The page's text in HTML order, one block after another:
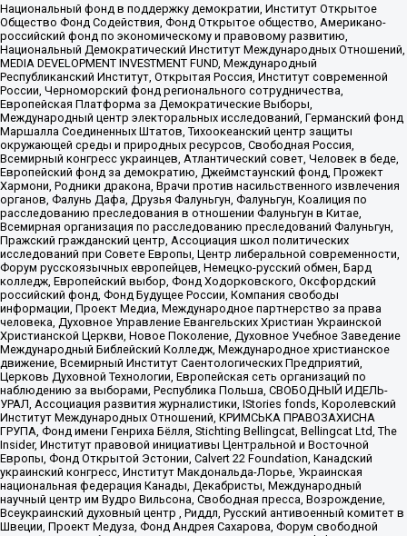
Национальный фонд в поддержку демократии, Институт Открытое
Общество Фонд Содействия, Фонд Открытое общество, Американо-
российский фонд по экономическому и правовому развитию,
Национальный Демократический Институт Международных Отношений,
MEDIA DEVELOPMENT INVESTMENT FUND, Международный
Республиканский Институт, Открытая Россия, Институт современной
России, Черноморский фонд регионального сотрудничества,
Европейская Платформа за Демократические Выборы,
Международный центр электоральных исследований, Германский фонд
Маршалла Соединенных Штатов, Тихоокеанский центр защиты
окружающей среды и природных ресурсов, Свободная Россия,
Всемирный конгресс украинцев, Атлантический совет, Человек в беде,
Европейский фонд за демократию, Джеймстаунский фонд, Прожект
Хармони, Родники дракона, Врачи против насильственного извлечения
органов, Фалунь Дафа, Друзья Фалуньгун, Фалуньгун, Коалиция по
расследованию преследования в отношении Фалуньгун в Китае,
Всемирная организация по расследованию преследований Фалуньгун,
Пражский гражданский центр, Ассоциация школ политических
исследований при Совете Европы, Центр либеральной современности,
Форум русскоязычных европейцев, Немецко-русский обмен, Бард
колледж, Европейский выбор, Фонд Ходорковского, Оксфордский
российский фонд, Фонд Будущее России, Компания свободы
информации, Проект Медиа, Международное партнерство за права
человека, Духовное Управление Евангельских Христиан Украинской
Христианской Церкви, Новое Поколение, Духовное Учебное Заведение
Международный Библейский Колледж, Международное христианское
движение, Всемирный Институт Саентологических Предприятий,
Церковь Духовной Технологии, Европейская сеть организаций по
наблюдению за выборами, Республика Польша, СВОБОДНЫЙ ИДЕЛЬ-
УРАЛ, Ассоциация развития журналистики, IStories fonds, Королевский
Институт Международных Отношений, КРИМСЬКА ПРАВОЗАХИСНА
ГРУПА, Фонд имени Генриха Бёлля, Stichting Bellingcat, Bellingcat Ltd, The
Insider, Институт правовой инициативы Центральной и Восточной
Европы, Фонд Открытой Эстонии, Calvert 22 Foundation, Канадский
украинский конгресс, Институт Макдональда-Лорье, Украинская
национальная федерация Канады, Декабристы, Международный
научный центр им Вудро Вильсона, Свободная пресса, Возрождение,
Всеукраинский духовный центр , Риддл, Русский антивоенный комитет в
Швеции, Проект Медуза, Фонд Андрея Сахарова, Форум свободной